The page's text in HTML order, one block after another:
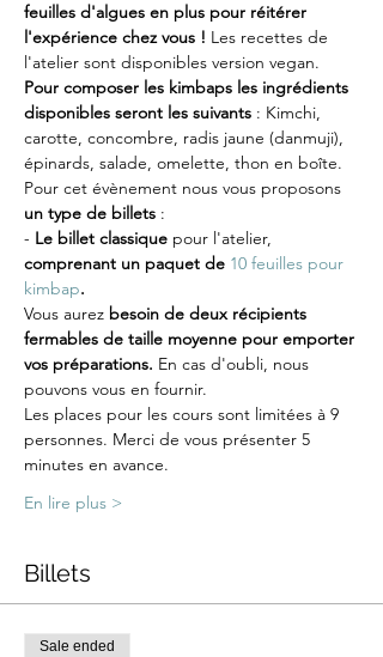
feuilles d'algues en plus pour réitérer
l'expérience chez vous ! Les recettes de
l'atelier sont disponibles version vegan.
Pour composer les kimbaps les ingrédients
disponibles seront les suivants : Kimchi,
carotte, concombre, radis jaune (danmuji),
épinards, salade, omelette, thon en boîte.
Pour cet évènement nous vous proposons
un type de billets :
- Le billet classique pour l'atelier,
comprenant un paquet de 10 feuilles pour
kimbap.
Vous aurez besoin de deux récipients
fermables de taille moyenne pour emporter
vos préparations. En cas d'oubli, nous
pouvons vous en fournir.
Les places pour les cours sont limitées à 9
personnes. Merci de vous présenter 5
minutes en avance.
En lire plus >
Billets
Sale ended